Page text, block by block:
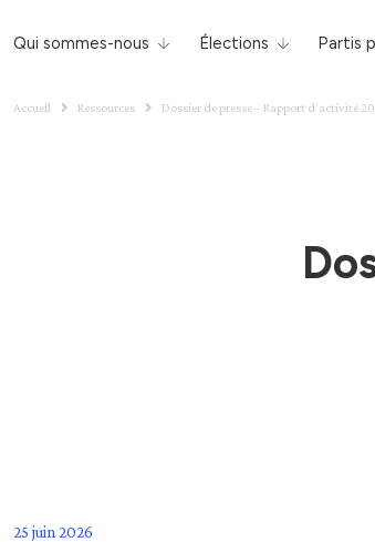
Qui sommes-nous Élections Partis
Accueil Ressources Dossier de presse – Rapport d’activité
25 juin 2026